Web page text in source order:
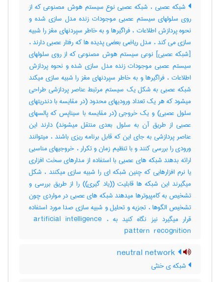
شبکه عصبی ، شبکه عصبی نوع سیستم هوش مصنوعی که از
روی سلولهای سیستم عصبی موجودات زنده مدل سازی شده و
نحوه پردازش اطلاعات ، فراگیرها و به خاطر سپردنهای مغز را شبیه
سازی می کند ، مدل ریاضی بعضی پدیده ها که رفتار عصبی دارند ،
[شبکه عصبی] نوعی سیستم هوش مصنوعی که از روی سلولهای
سیستم عصبی موجودات زنده مدل سازی شده و نحوه پردازش
اطلاعات ، فراگیرها و به خاطر سپردنهای مغز را شبیه سازی میکند
شبکه عصبی به شکل یک سیستم مرتبط عناصر پردازشی طراحی
میشود که هر یک تعداد ورودیهای محدود (در مقایسه با دندریتهای
سلول عصبی) و یک خروجی (در مقایسه با سیناپس که پالسهای
عصبی از طریق آن به سلول بعدی منتقل میشوند) دارند این
عناصر پردازشی به جای این که قابل برنامه ریزی باشند ، میتوانند
ورودی را بررسی کنند و با تنظیم زمان و تکرار ، خروجیهای مناسبی
ارائه بدهند شبکه های عصبی با استفاده از مدارهای سخت افزاری
یا نرم افزارهایی که چنین شبکه ای را شبیه سازی میکنند ، شکل
میگیرند این شبکه ها قابلیت ((یاد گیری)) را از طریق بررسی و
تشخیص به کامپیوترها میدهند شبکه های عصبی در مواردی چون
تشخیص الگوها ، تجزیه و تحلیل و شبیه سازی صدا مورد استفاده
قرار میگیرد نیز نگاه کنید به ‎ artificial intelligence ،
‎pattern ‎ recognition
شبکه ی خنثی